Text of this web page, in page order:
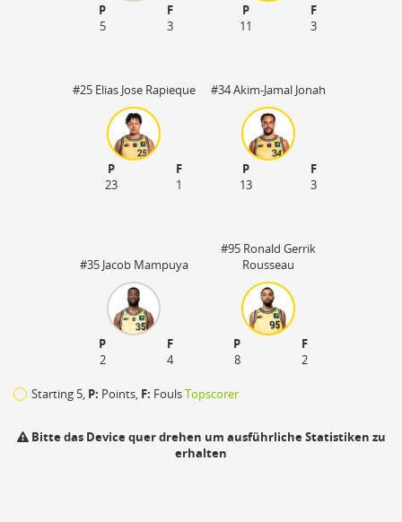
P
F
5
3
P
F
11
3
#25 Elias Jose Rapieque
P
F
23
1
#34 Akim-Jamal Jonah
P
F
13
3
#35 Jacob Mampuya
P
F
2
4
#95 Ronald Gerrik
Rousseau
P
F
8
2
Starting 5, P: Points, F: FoulsTopscorer
Bitte das Device quer drehen um ausführliche Statistiken zu
erhalten